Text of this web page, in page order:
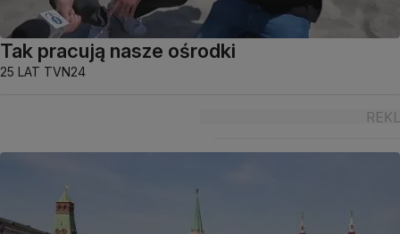
Tak pracują nasze ośrodki
25 LAT TVN24